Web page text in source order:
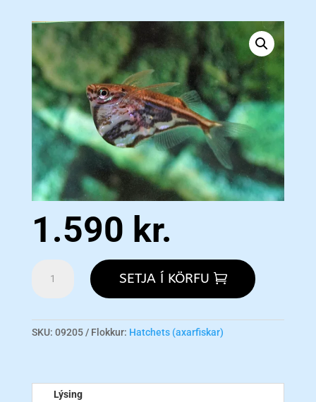
1.590 kr.
Marbled
-
SETJA Í KÖRFU
SKU: 09205 Flokkur: Hatchets (axarfiskar)
Lýsing